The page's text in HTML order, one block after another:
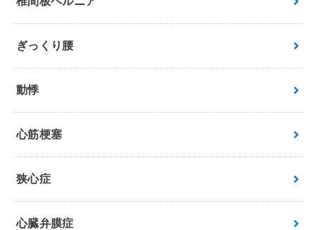
ぎっくり腰
動悸
心筋梗塞
狭心症
心臓弁膜症